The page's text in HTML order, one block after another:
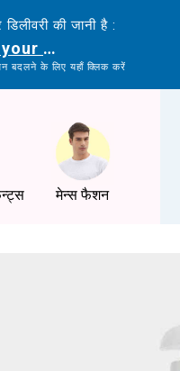
डिलीवरी की जानी है :
delivery location
बदलने के लिए यहाँ क्लिक करें
मेन्स फैशन